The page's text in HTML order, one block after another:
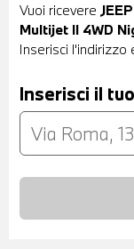
Vuoi ricevere
Multijet II 4WD
Inserisci
Inserisci il